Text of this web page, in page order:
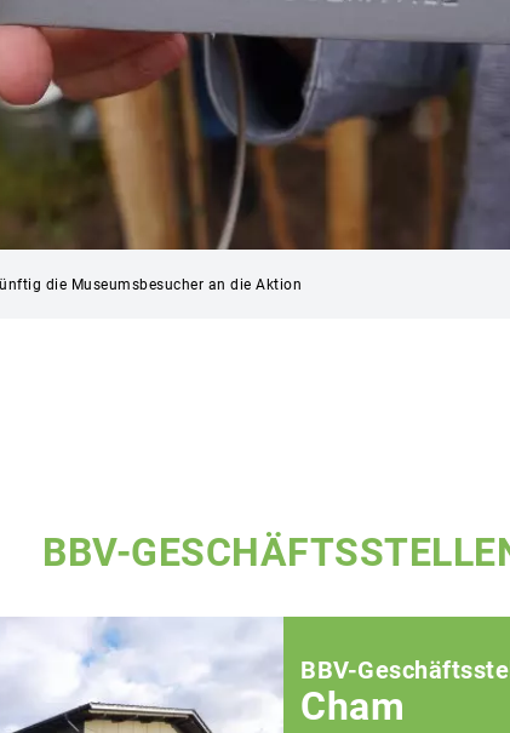
die Museumsbesucher an die Aktion
BBV-
BBV-
Cham